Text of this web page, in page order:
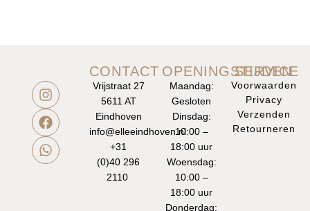
CONTACT
Vrijstraat 27
5611 AT
Eindhoven
info@elleeindhoven.nl
+31
(0)40 296
2110
OPENINGSTIJDEN
Maandag:
Gesloten
Dinsdag:
10:00 –
18:00 uur
Woensdag:
10:00 –
18:00 uur
Donderdag:
SERVICE
Voorwaarden
Privacy
Verzenden
Retourneren